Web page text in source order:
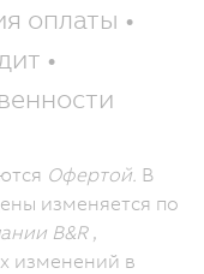
оплаты •
•
Офертой. В
изменяется по
B&R,
изменений в